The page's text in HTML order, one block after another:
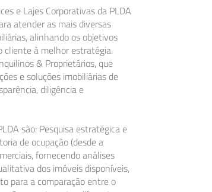
e Lajes Corporativas da PLDA
atender as mais diversas
alinhando os objetivos
cliente à melhor estratégia.
& Proprietários, que
e soluções imobiliárias de
diligência e
são: Pesquisa estratégica e
de ocupação (desde a
fornecendo análises
dos imóveis disponíveis,
para a comparação entre o